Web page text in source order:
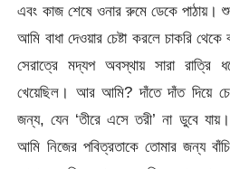
এবং কাজ শেষে ওনার রুমে ডেকে পাঠায়।
আমি বাধা দেওয়ার চেষ্টা করলে চাকরি
সেরাত্রে মদ্যপ অবস্থায় সারা
খেয়েছিল। আর আমি? দাঁতে দাঁত দিয়ে
জন্য, যেন ‘তীরে এসে তরী’ না ডুবে
আমি নিজের পবিত্রতাকে তোমার জন্য